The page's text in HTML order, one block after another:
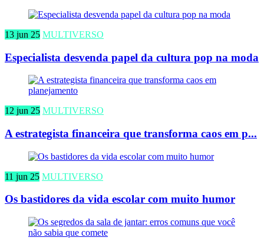
13 jun 25 MULTIVERSO
Especialista desvenda papel da cultura pop na moda
12 jun 25 MULTIVERSO
A estrategista financeira que transforma caos em p...
11 jun 25 MULTIVERSO
Os bastidores da vida escolar com muito humor